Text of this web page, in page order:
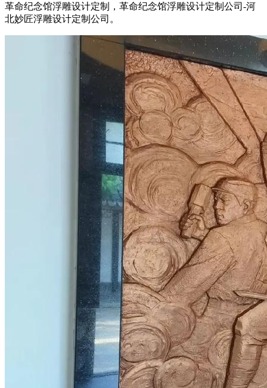
革命纪念馆浮雕设计定制，革命纪念馆浮雕设计定制公司-河
北妙匠浮雕设计定制公司。